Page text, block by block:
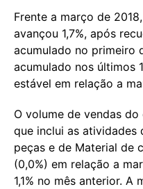
Frente a março de
avançou 1,7%, após
acumulado no primeiro
acumulado nos últimos
estável em relação a
O volume de vendas
que inclui as atividades
peças e de Material de
(0,0%) em relação a
1,1% no mês anterior.